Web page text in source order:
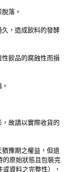
落。
，造成飲料的發酵
飲品的腐蝕性而損
故請以實際收貨的
豫期之權益，但退
的原始狀態且包裝完
資料之完整性），